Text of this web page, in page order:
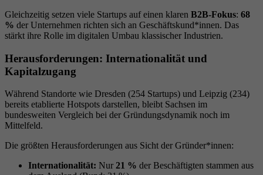
Gleichzeitig setzen viele Startups auf einen klaren B2B-Fokus: 68
% der Unternehmen richten sich an Geschäftskund*innen. Das
stärkt ihre Rolle im digitalen Umbau klassischer Industrien.
Herausforderungen: Internationalität und
Kapitalzugang
Während Standorte wie Dresden (254 Startups) und Leipzig (234)
bereits etablierte Hotspots darstellen, bleibt Sachsen im
bundesweiten Vergleich bei der Gründungsdynamik noch im
Mittelfeld.
Die größten Herausforderungen aus Sicht der Gründer*innen:
Internationalität: Nur 21 % der Beschäftigten stammen aus